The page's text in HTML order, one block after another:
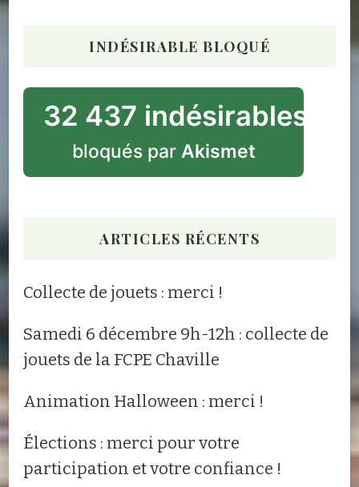
INDÉSIRABLE BLOQUÉ
32 437 indésirables
bloqués par Akismet
ARTICLES RÉCENTS
Collecte de jouets : merci !
Samedi 6 décembre 9h-12h : collecte de
jouets de la FCPE Chaville
Animation Halloween : merci !
Élections : merci pour votre
participation et votre confiance !